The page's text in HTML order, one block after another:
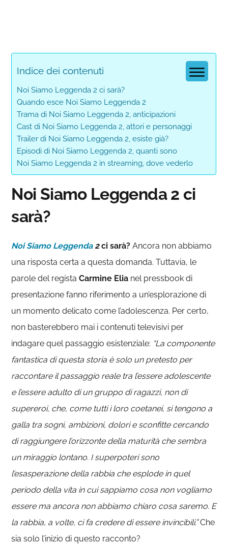
Indice dei contenuti
Noi Siamo Leggenda 2 ci sarà?
Quando esce Noi Siamo Leggenda 2
Trama di Noi Siamo Leggenda 2, anticipazioni
Cast di Noi Siamo Leggenda 2, attori e personaggi
Trailer di Noi Siamo Leggenda 2, esiste già?
Episodi di Noi Siamo Leggenda 2, quanti sono
Noi Siamo Leggenda 2 in streaming, dove vederlo
Noi Siamo Leggenda 2 ci
sarà?
Noi Siamo Leggenda2ci sarà?Ancora non abbiamo
una risposta certa a questa domanda. Tuttavia, le
parole del registaCarmine Elia nel pressbook di
presentazione fanno riferimento a un’esplorazione di
un momento delicato come l’adolescenza. Per certo,
non basterebbero mai i contenuti televisivi per
indagare quel passaggio esistenziale: “La componente
fantastica di questa storia è solo un pretesto per
raccontare il passaggio reale tra l’essere adolescente
e l’essere adulto di un gruppo di ragazzi, non di
supereroi, che, come tutti i loro coetanei, si tengono a
galla tra sogni, ambizioni, dolori e sconfitte cercando
di raggiungere l’orizzonte della maturità che sembra
un miraggio lontano. I superpoteri sono
l’esasperazione della rabbia che esplode in quel
periodo della vita in cui sappiamo cosa non vogliamo
essere ma ancora non abbiamo chiaro cosa saremo. E
la rabbia, a volte, ci fa credere di essere invincibili.”Che
sia solo l’inizio di questo racconto?